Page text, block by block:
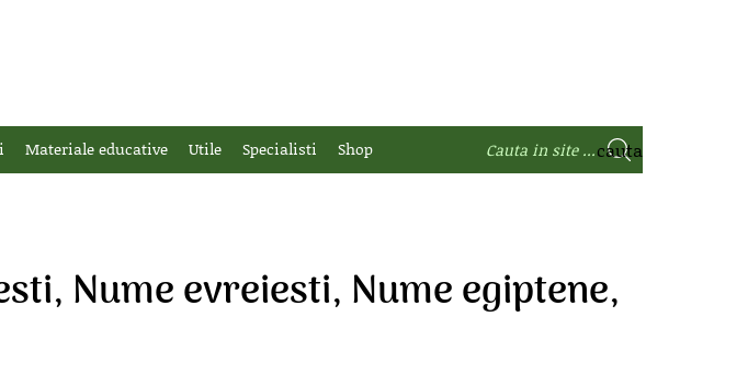
Materiale educative Utile Specialisti Shop
Nume evreiesti, Nume egiptene,